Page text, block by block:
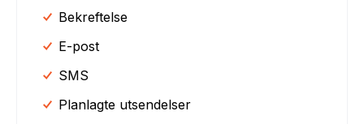
Bekreftelse
E-post
SMS
Planlagte utsendelser